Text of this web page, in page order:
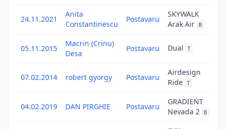
24.11.2021
Anita
Constantinescu
Postavaru
SKYWALK
Arak Air
B
05.11.2015
Macrin (Crinu)
Desa
Postavaru Dual T
07.02.2014 robert gyorgy Postavaru
Airdesign
Ride T
04.02.2019 DAN PIRGHIE Postavaru
GRADIENT
Nevada 2
B